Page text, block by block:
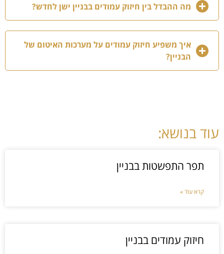
מה ההבדל בין חיזוק עמודים בבניין ישן לחדש?
איך משפיע חיזוק עמודים על מערכות האיטום של
הבניין?
עוד בנושא:
תפר התפשטות בבניין
קרא עוד »
חיזוק עמודים בבניין